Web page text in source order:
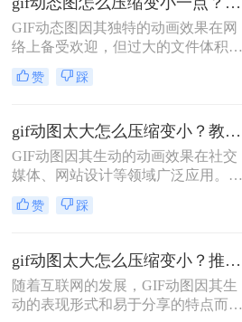
GIF动态图因其独特的动画效果在网
络上备受欢迎，但过大的文件体积往
往会影响加载速度和用户体验。因
此，将GIF动态图压缩变小成为了一
缩变小一点呢？本文将介绍两种压缩
GIF动态图的方法。
赞 踩
gif动图太大怎么压缩变小？教你二招高效压缩！
GIF动图因其生动的动画效果在社交
媒体、网站设计等领域广泛应用。然
而，由于GIF文件通常包含大量的帧
数，文件大小往往较大，这不仅影响
空间的浪费。那么gif动图太大怎么压
缩变小呢？本文将介绍两种高效的
GIF压缩方法，帮助你在不损失画质
的前提下减小文件大小。
赞 踩
gif动图太大怎么压缩变小？推荐二个压缩方法！
随着互联网的发展，GIF动图因其生
动的表现形式和易于分享的特点而广